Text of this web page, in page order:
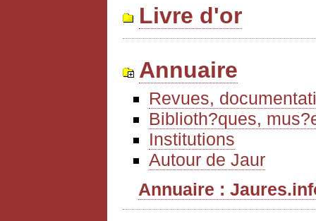
Livre d'or
Annuaire
Revues,
Biblioth?ques,
Institutions
Autour de Jaur
Annuaire :